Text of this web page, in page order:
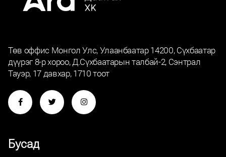
Төв оффис Монгол Улс, Улаанбаатар 14200, Сүхбаатар
дүүрэг 8-р хороо, Д.Сүхбаатарын талбай-2, Сэнтрал
Тауэр, 17 давхар, 1710 тоот
Бусад